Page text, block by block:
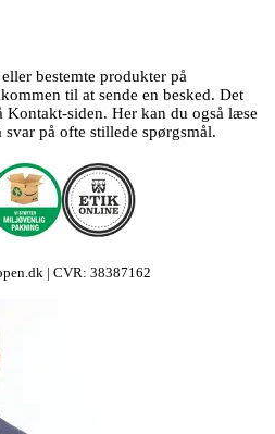
bestemte produkter på
til at sende en besked. Det
siden. Her kan du også læse
på ofte stillede spørgsmål.
| CVR: 38387162